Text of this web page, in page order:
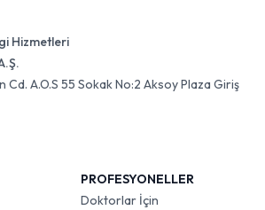
Hizmetleri
Cd. A.O.S 55 Sokak No:2 Aksoy Plaza Giriş
PROFESYONELLER
Doktorlar İçin